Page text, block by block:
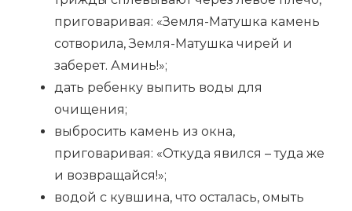
приговаривая: «Земля-Матушка камень
сотворила, Земля-Матушка чирей и
заберет. Аминь!»;
дать ребенку выпить воды для
очищения;
выбросить камень из окна,
приговаривая: «Откуда явился – туда же
и возвращайся!»;
водой с кувшина, что осталась, омыть